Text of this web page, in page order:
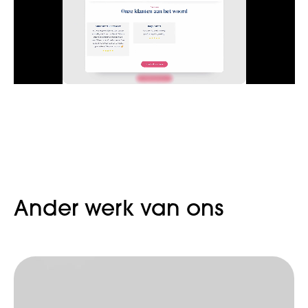
Ander werk van ons